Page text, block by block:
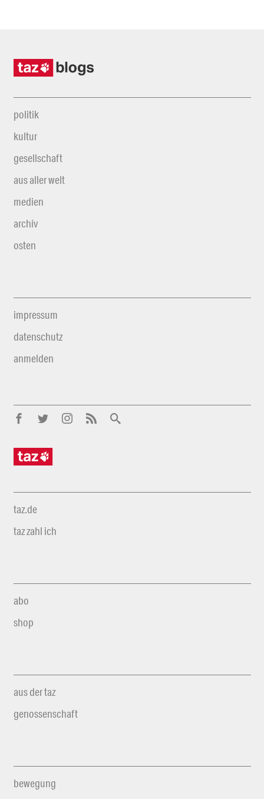
politik
kultur
gesellschaft
aus aller welt
medien
archiv
osten
impressum
datenschutz
anmelden
taz.de
taz zahl ich
abo
shop
aus der taz
genossenschaft
bewegung